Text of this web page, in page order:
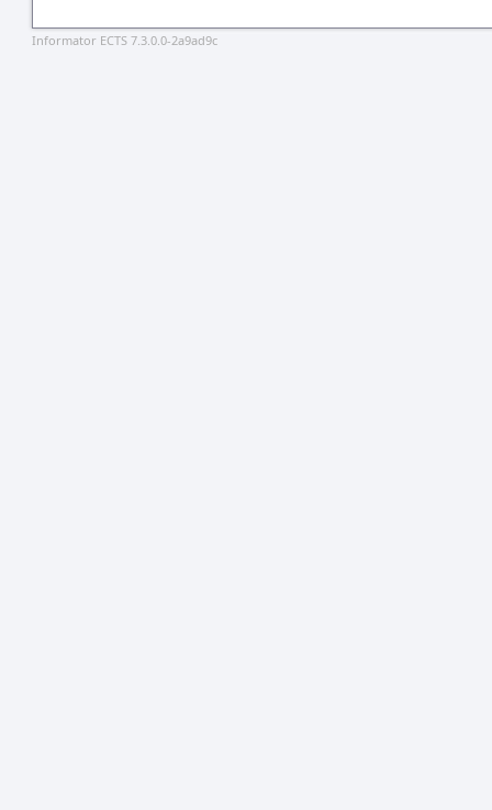
Informator ECTS 7.3.0.0-2a9ad9c